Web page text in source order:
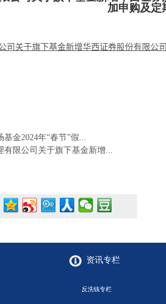
加申购及定
司关于旗下基金新增华西证券股份有限
金2024年“春节”假...
有限公司关于旗下基金新增...
资讯专栏
反洗钱专栏